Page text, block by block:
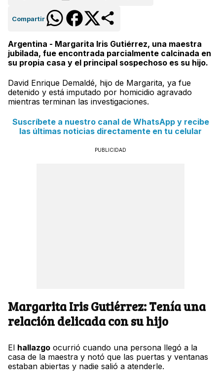
Compartir
Argentina - Margarita Iris Gutiérrez, una maestra
jubilada, fue encontrada parcialmente calcinada en
su propia casa y el principal sospechoso es su hijo.
David Enrique Demaldé, hijo de Margarita, ya fue
detenido y está imputado por homicidio agravado
mientras terminan las investigaciones.
Suscríbete a nuestro canal de WhatsApp y recibe
las últimas noticias directamente en tu celular
PUBLICIDAD
Margarita Iris Gutiérrez: Tenía una
relación delicada con su hijo
El hallazgo ocurrió cuando una persona llegó a la
casa de la maestra y notó que las puertas y ventanas
estaban abiertas y nadie salió a atenderle.